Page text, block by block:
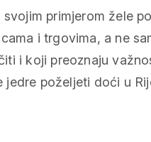
primjerom žele
i trgovima, a ne
i koji preoznaju
jedre poželjeti doći u